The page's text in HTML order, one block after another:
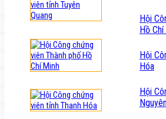
Hội
Hồ
Hội
Hóa
Hội